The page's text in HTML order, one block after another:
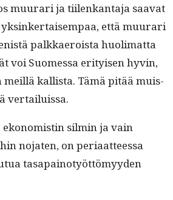
muu­rari ja tiilenkan­ta­ja saa­vat
yksinker­taisem­paa, että muu­rari
palkkaeroista huoli­mat­ta
voi Suomes­sa eri­tyisen hyvin,
meil­lä kallista. Tämä pitää muis­
vertailuissa.
ekon­o­mistin silmin ja vain
nojat­en, on peri­aat­teessa
tas­apain­o­työt­tömyy­den